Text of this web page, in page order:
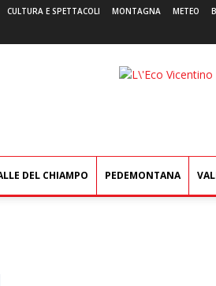
CULTURA E SPETTACOLI MONTAGNA METEO
L'Eco
DEL CHIAMPO PEDEMONTANA